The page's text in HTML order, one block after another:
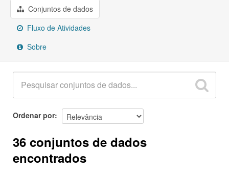
Grupos
Sobre
Conjuntos de dados
Fluxo de Atividades
Sobre
Ordenar por
36 conjuntos de dados
encontrados